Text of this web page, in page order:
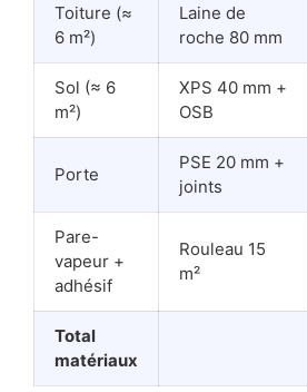
Toiture (≈
6 m²)
Laine de
roche 80 mm
Sol (≈ 6
m²)
XPS 40 mm +
OSB
Porte
PSE 20 mm +
joints
Pare-
vapeur +
adhésif
Rouleau 15
m²
Total
matériaux